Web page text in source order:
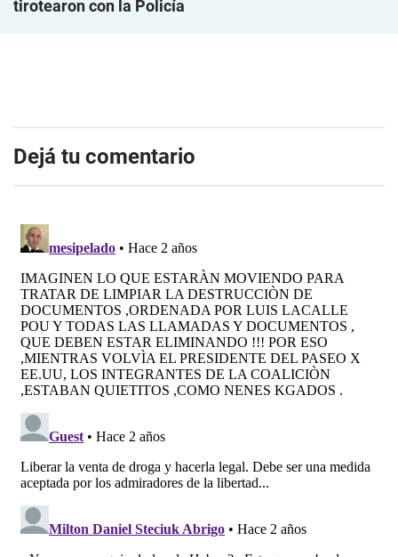
tirotearon con la Policía
Dejá tu comentario